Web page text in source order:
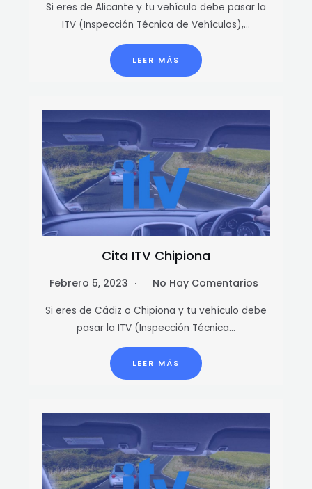
Si eres de Alicante y tu vehículo debe pasar la
ITV (Inspección Técnica de Vehículos),…
LEER MÁS
Cita ITV Chipiona
Febrero 5, 2023 No Hay Comentarios
Si eres de Cádiz o Chipiona y tu vehículo debe
pasar la ITV (Inspección Técnica…
LEER MÁS